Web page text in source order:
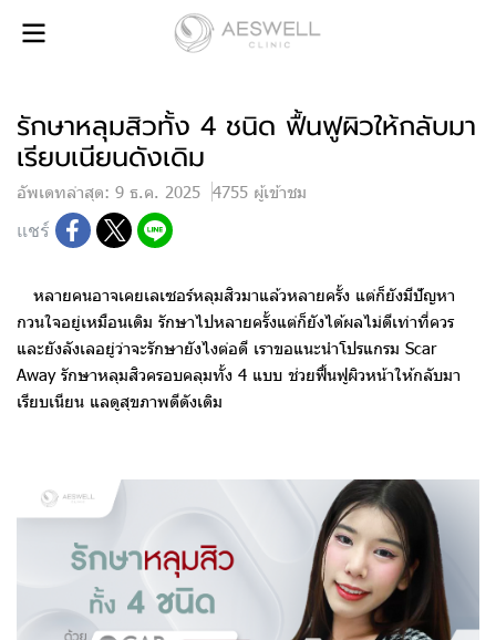
รักษาหลุมสิวทั้ง 4 ชนิด ฟื้นฟูผิวให้กลับมา
เรียบเนียนดังเดิม
อัพเดทล่าสุด: 9 ธ.ค. 2025 4755 ผู้เข้าชม
แชร์
หลายคนอาจเคยเลเซอร์หลุมสิวมาแล้วหลายครั้ง แต่ก็ยังมีปัญหา
กวนใจอยู่เหมือนเดิม รักษาไปหลายครั้งแต่ก็ยังได้ผลไม่ดีเท่าที่ควร
และยังลังเลอยู่ว่าจะรักษายังไงต่อดี เราขอแนะนำโปรแกรม Scar
Away รักษาหลุมสิวครอบคลุมทั้ง 4 แบบ ช่วยฟื้นฟูผิวหน้าให้กลับมา
เรียบเนียน แลดูสุขภาพดีดังเดิม